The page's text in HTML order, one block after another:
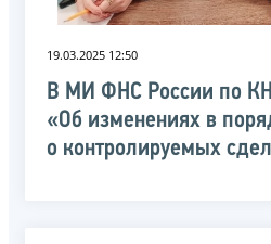
19.03.2025 12:50
В МИ ФНС России по
«Об изменениях в
о контролируемых